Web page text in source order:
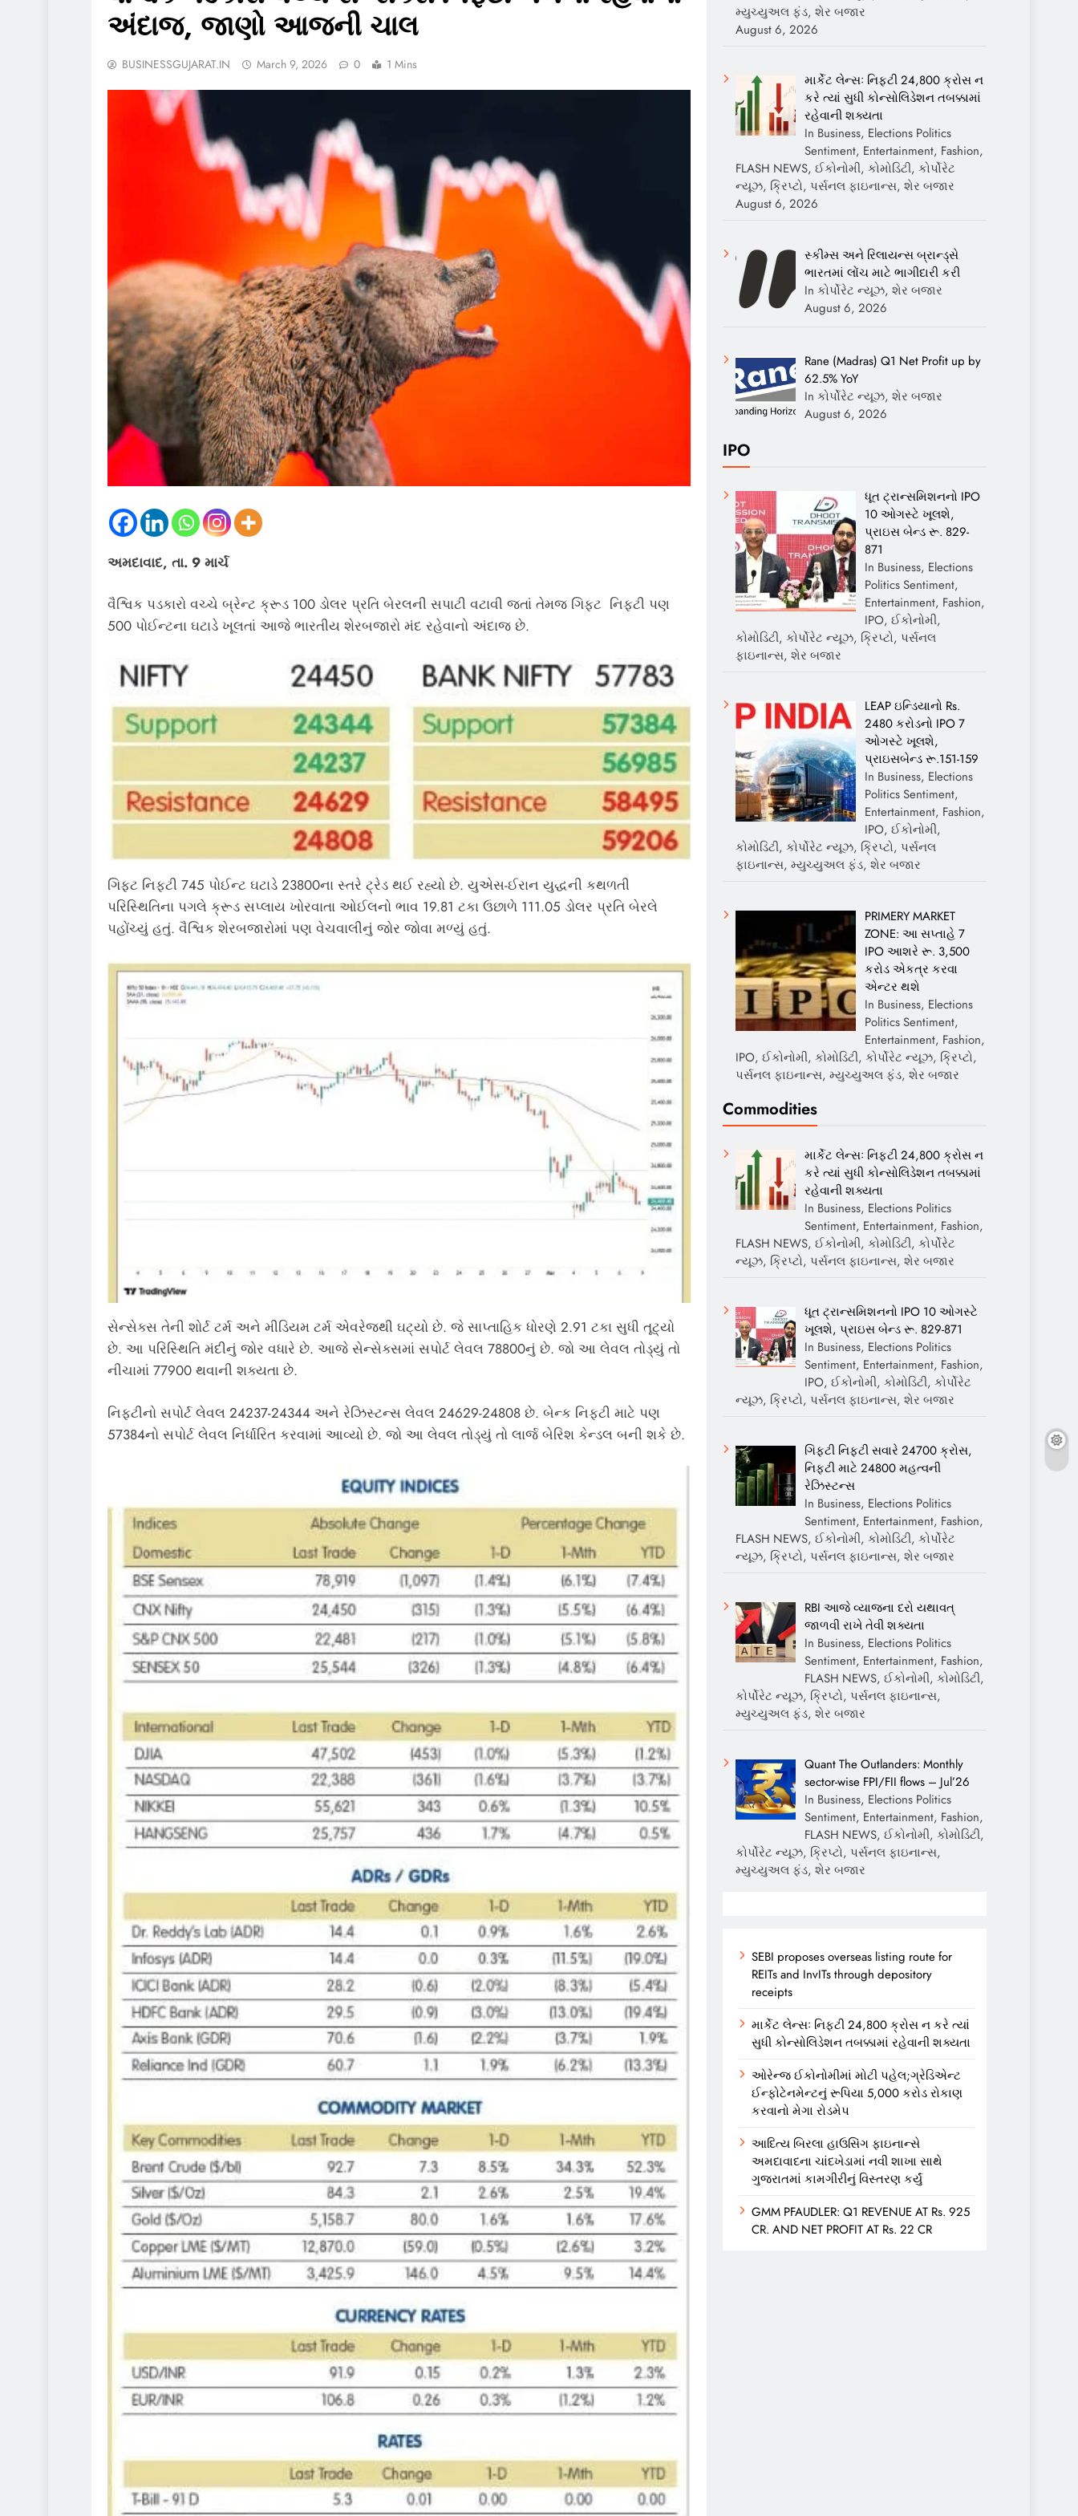
અંદાજ, જાણો આજની ચાલ
BUSINESSGUJARAT.IN March 9, 2026 0 1 Mins
અમદાવાદ, તા. 9 માર્ચ
વૈશ્વિક પડકારો વચ્ચે બ્રેન્ટ ક્રૂડ 100 ડોલર પ્રતિ બેરલની સપાટી વટાવી જતાં તેમજ ગિફ્ટ નિફ્ટી પણ
500 પોઈન્ટના ઘટાડે ખૂલતાં આજે ભારતીય શેરબજારો મંદ રહેવાનો અંદાજ છે.
ગિફ્ટ નિફ્ટી 745 પોઈન્ટ ઘટાડે 23800ના સ્તરે ટ્રેડ થઈ રહ્યો છે. યુએસ-ઈરાન યુદ્ધની કથળતી
પરિસ્થિતિના પગલે ક્રૂડ સપ્લાય ખોરવાતા ઓઈલનો ભાવ 19.81 ટકા ઉછાળે 111.05 ડોલર પ્રતિ બેરલે
પહોંચ્યું હતું. વૈશ્વિક શેરબજારોમાં પણ વેચવાલીનું જોર જોવા મળ્યું હતું.
સેન્સેક્સ તેની શોર્ટ ટર્મ અને મીડિયમ ટર્મ એવરેજથી ઘટ્યો છે. જે સાપ્તાહિક ધોરણે 2.91 ટકા સુધી તૂટ્યો
છે. આ પરિસ્થિતિ મંદીનું જોર વધારે છે. આજે સેન્સેક્સમાં સપોર્ટ લેવલ 78800નું છે. જો આ લેવલ તોડ્યું તો
નીચામાં 77900 થવાની શક્યતા છે.
નિફ્ટીનો સપોર્ટ લેવલ 24237-24344 અને રેઝિસ્ટન્સ લેવલ 24629-24808 છે. બેન્ક નિફ્ટી માટે પણ
57384નો સપોર્ટ લેવલ નિર્ધારિત કરવામાં આવ્યો છે. જો આ લેવલ તોડ્યું તો લાર્જ બેરિશ કેન્ડલ બની શકે છે.
મ્યુચ્યુઅલ ફંડ, શેર બજાર
August 6, 2026
માર્કેટ લેન્સઃ નિફ્ટી 24,800 ક્રોસ ન
કરે ત્યાં સુધી કોન્સોલિડેશન તબક્કામાં
રહેવાની શક્યતા
In Business, Elections Politics
Sentiment, Entertainment, Fashion,
FLASH NEWS, ઈકોનોમી, કોમોડિટી, કોર્પોરેટ
ન્યૂઝ, ક્રિપ્ટો, પર્સનલ ફાઇનાન્સ, શેર બજાર
August 6, 2026
સ્કીમ્સ અને રિલાયન્સ બ્રાન્ડ્સે
ભારતમાં લોંચ માટે ભાગીદારી કરી
In કોર્પોરેટ ન્યૂઝ, શેર બજાર
August 6, 2026
Rane (Madras) Q1 Net Profit up by
62.5% YoY
In કોર્પોરેટ ન્યૂઝ, શેર બજાર
August 6, 2026
IPO
ધૂત ટ્રાન્સમિશનનો IPO
10 ઓગસ્ટે ખૂલશે,
પ્રાઇસ બેન્ડ રૂ. 829-
871
In Business, Elections
Politics Sentiment,
Entertainment, Fashion,
IPO, ઈકોનોમી,
કોમોડિટી, કોર્પોરેટ ન્યૂઝ, ક્રિપ્ટો, પર્સનલ
ફાઇનાન્સ, શેર બજાર
LEAP ઇન્ડિયાનો Rs.
2480 કરોડનો IPO 7
ઓગસ્ટે ખૂલશે,
પ્રાઇસબેન્ડ રૂ.151-159
In Business, Elections
Politics Sentiment,
Entertainment, Fashion,
IPO, ઈકોનોમી,
કોમોડિટી, કોર્પોરેટ ન્યૂઝ, ક્રિપ્ટો, પર્સનલ
ફાઇનાન્સ, મ્યુચ્યુઅલ ફંડ, શેર બજાર
PRIMERY MARKET
ZONE: આ સપ્તાહે 7
IPO આશરે રૂ. 3,500
કરોડ એકત્ર કરવા
એન્ટર થશે
In Business, Elections
Politics Sentiment,
Entertainment, Fashion,
IPO, ઈકોનોમી, કોમોડિટી, કોર્પોરેટ ન્યૂઝ, ક્રિપ્ટો,
પર્સનલ ફાઇનાન્સ, મ્યુચ્યુઅલ ફંડ, શેર બજાર
Commodities
માર્કેટ લેન્સઃ નિફ્ટી 24,800 ક્રોસ ન
કરે ત્યાં સુધી કોન્સોલિડેશન તબક્કામાં
રહેવાની શક્યતા
In Business, Elections Politics
Sentiment, Entertainment, Fashion,
FLASH NEWS, ઈકોનોમી, કોમોડિટી, કોર્પોરેટ
ન્યૂઝ, ક્રિપ્ટો, પર્સનલ ફાઇનાન્સ, શેર બજાર
ધૂત ટ્રાન્સમિશનનો IPO 10 ઓગસ્ટે
ખૂલશે, પ્રાઇસ બેન્ડ રૂ. 829-871
In Business, Elections Politics
Sentiment, Entertainment, Fashion,
IPO, ઈકોનોમી, કોમોડિટી, કોર્પોરેટ
ન્યૂઝ, ક્રિપ્ટો, પર્સનલ ફાઇનાન્સ, શેર બજાર
ગિફ્ટી નિફ્ટી સવારે 24700 ક્રોસ,
નિફ્ટી માટે 24800 મહત્વની
રેઝિસ્ટન્સ
In Business, Elections Politics
Sentiment, Entertainment, Fashion,
FLASH NEWS, ઈકોનોમી, કોમોડિટી, કોર્પોરેટ
ન્યૂઝ, ક્રિપ્ટો, પર્સનલ ફાઇનાન્સ, શેર બજાર
RBI આજે વ્યાજના દરો યથાવત્
જાળવી રાખે તેવી શક્યતા
In Business, Elections Politics
Sentiment, Entertainment, Fashion,
FLASH NEWS, ઈકોનોમી, કોમોડિટી,
કોર્પોરેટ ન્યૂઝ, ક્રિપ્ટો, પર્સનલ ફાઇનાન્સ,
મ્યુચ્યુઅલ ફંડ, શેર બજાર
Quant The Outlanders: Monthly
sector-wise FPI/FII flows – Jul’26
In Business, Elections Politics
Sentiment, Entertainment, Fashion,
FLASH NEWS, ઈકોનોમી, કોમોડિટી,
કોર્પોરેટ ન્યૂઝ, ક્રિપ્ટો, પર્સનલ ફાઇનાન્સ,
મ્યુચ્યુઅલ ફંડ, શેર બજાર
SEBI proposes overseas listing route for
REITs and InvITs through depository
receipts
માર્કેટ લેન્સઃ નિફ્ટી 24,800 ક્રોસ ન કરે ત્યાં
સુધી કોન્સોલિડેશન તબક્કામાં રહેવાની શક્યતા
ઓરેન્જ ઈકોનોમીમાં મોટી પહેલ;ગ્રેડિએન્ટ
ઈન્ફોટેનમેન્ટનું રૂપિયા 5,000 કરોડ રોકાણ
કરવાનો મેગા રોડમેપ
આદિત્ય બિરલા હાઉસિંગ ફાઇનાન્સે
અમદાવાદના ચાંદખેડામાં નવી શાખા સાથે
ગુજરાતમાં કામગીરીનું વિસ્તરણ કર્યું
GMM PFAUDLER: Q1 REVENUE AT Rs. 925
CR. AND NET PROFIT AT Rs. 22 CR